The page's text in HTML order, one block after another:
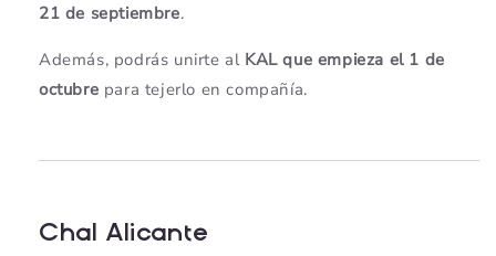
21 de septiembre.
Además, podrás unirte al KAL que empieza el 1 de
octubre para tejerlo en compañía.
Chal Alicante